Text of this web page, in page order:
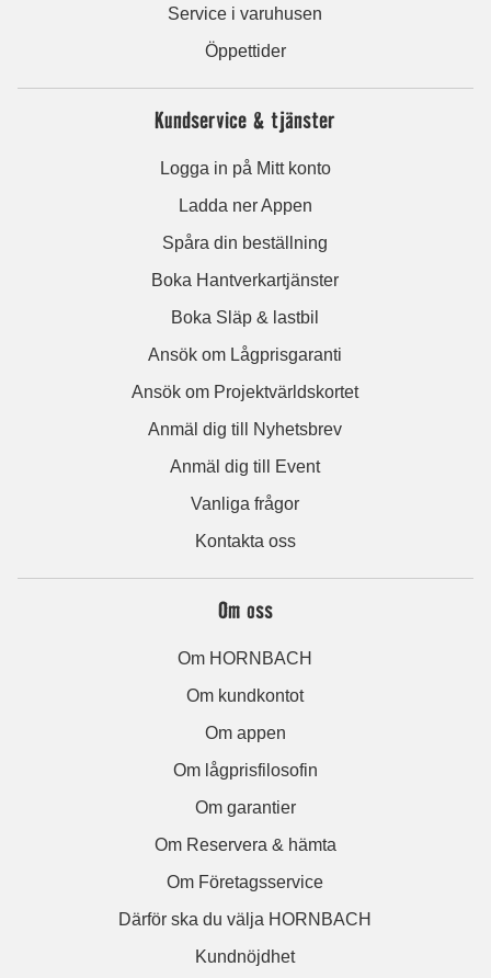
Service i varuhusen
Öppettider
Kundservice & tjänster
Logga in på Mitt konto
Ladda ner Appen
Spåra din beställning
Boka Hantverkartjänster
Boka Släp & lastbil
Ansök om Lågprisgaranti
Ansök om Projektvärldskortet
Anmäl dig till Nyhetsbrev
Anmäl dig till Event
Vanliga frågor
Kontakta oss
Om oss
Om HORNBACH
Om kundkontot
Om appen
Om lågprisfilosofin
Om garantier
Om Reservera & hämta
Om Företagsservice
Därför ska du välja HORNBACH
Kundnöjdhet